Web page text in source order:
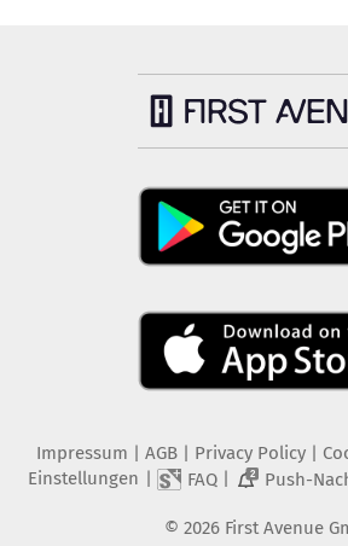
Impressum | AGB | Privacy Policy|
Einstellungen | FAQ| 2 Push-
© 2026 First Avenue